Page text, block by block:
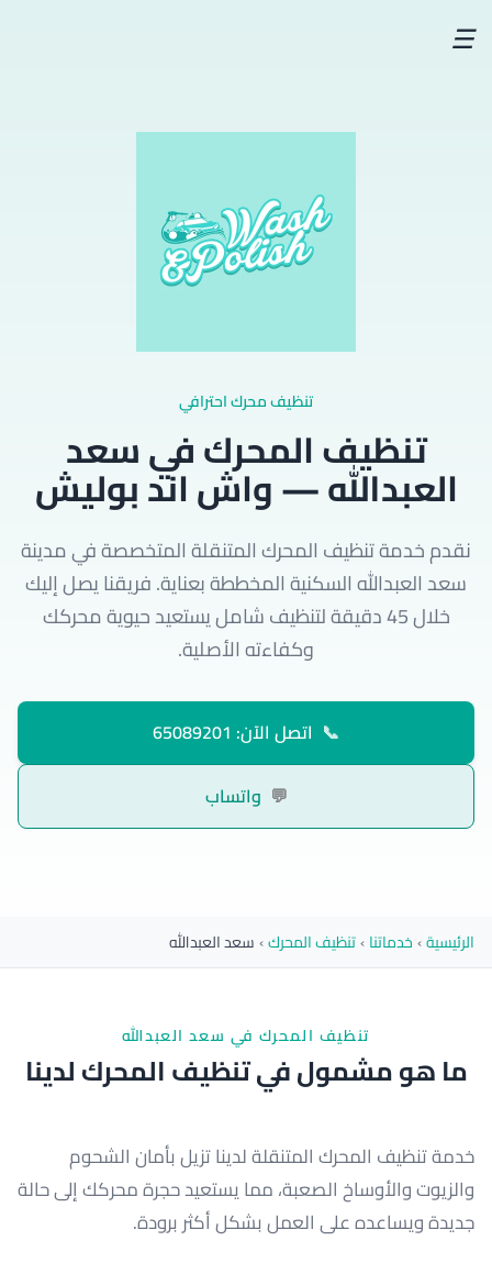
☰
تنظيف محرك احترافي
تنظيف المحرك في سعد
العبدالله — واش اند بوليش
نقدم خدمة تنظيف المحرك المتنقلة المتخصصة في مدينة
سعد العبدالله السكنية المخططة بعناية. فريقنا يصل إليك
خلال 45 دقيقة لتنظيف شامل يستعيد حيوية محركك
وكفاءته الأصلية.
📞 اتصل الآن: 65089201
💬 واتساب
الرئيسية›خدماتنا›تنظيف المحرك›سعد العبدالله
تنظيف المحرك في سعد العبدالله
ما هو مشمول في تنظيف المحرك لدينا
خدمة تنظيف المحرك المتنقلة لدينا تزيل بأمان الشحوم
والزيوت والأوساخ الصعبة، مما يستعيد حجرة محركك إلى حالة
جديدة ويساعده على العمل بشكل أكثر برودة.